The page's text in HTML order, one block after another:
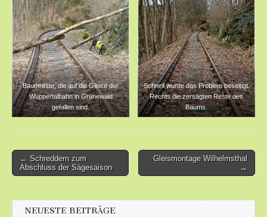
Baumreste, die auf die Gleise der
Wuppertalbahn in Grunewald
gefallen sind.
Schnell wurde das Problem beseitigt.
Rechts die zersägten Reste des
Baums.
Post
navigation
← Schreddern zum
Abschluss der Sägesaison
Gleismontage Wilhelmsthal
→
NEUESTE BEITRÄGE